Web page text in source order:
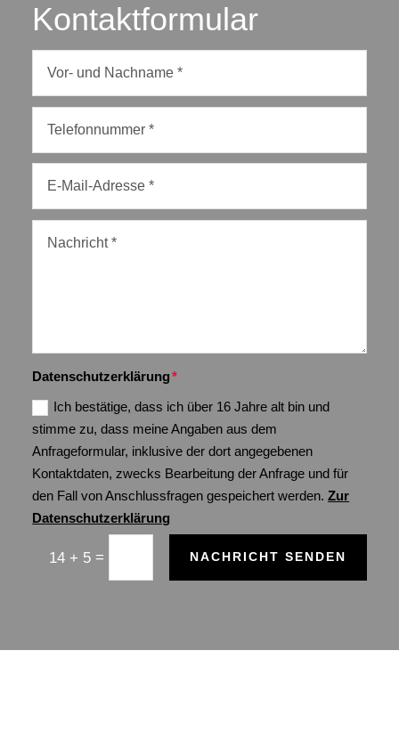
Kontaktformular
Datenschutzerklärung
Ich bestätige, dass ich über 16 Jahre alt bin und
stimme zu, dass meine Angaben aus dem
Anfrageformular, inklusive der dort angegebenen
Kontaktdaten, zwecks Bearbeitung der Anfrage und für
den Fall von Anschlussfragen gespeichert werden.Zur
Datenschutzerklärung
14 + 5 = NACHRICHT SENDEN